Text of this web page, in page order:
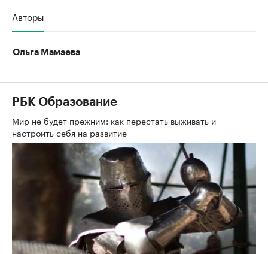
Авторы
Ольга Мамаева
РБК Образование
Мир не будет прежним: как перестать выживать и
настроить себя на развитие